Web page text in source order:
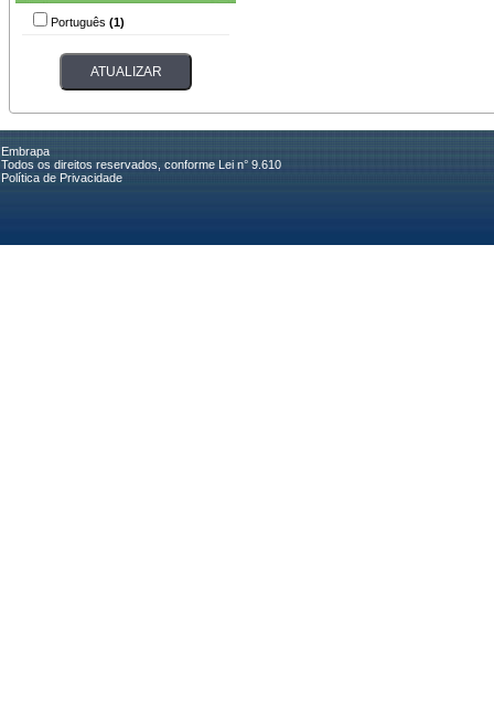
Português (1)
Embrapa
Todos os direitos reservados, conforme Lei n° 9.610
Política de Privacidade